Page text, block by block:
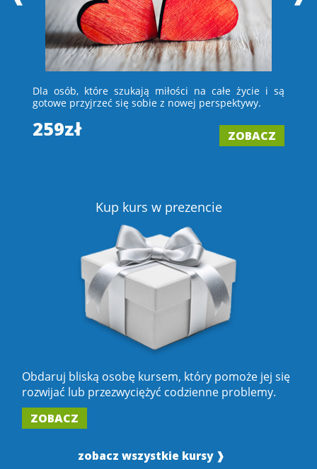
Dla osób, które szukają miłości na całe życie i są
gotowe przyjrzeć się sobie z nowej perspektywy.
259zł ZOBACZ
Kup kurs w prezencie
Obdaruj bliską osobę kursem, który pomoże jej się
rozwijać lub przezwyciężyć codzienne problemy.
ZOBACZ
zobacz wszystkie kursy ❱